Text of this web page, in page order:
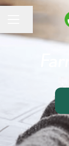
KARRIÄRMENY
Dela sidan